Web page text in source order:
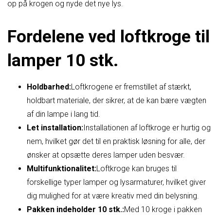
op på krogen og nyde det nye lys.
Fordelene ved loftkroge til
lamper 10 stk.
Holdbarhed:Loftkrogene er fremstillet af stærkt,
holdbart materiale, der sikrer, at de kan bære vægten
af ​​din lampe i lang tid.
Let installation: Installationen af ​​loftkroge er hurtig og
nem, hvilket gør det til en praktisk løsning for alle, der
ønsker at opsætte deres lamper uden besvær.
Multifunktionalitet:Loftkroge kan bruges til
forskellige typer lamper og lysarmaturer, hvilket giver
dig mulighed for at være kreativ med din belysning.
Pakken indeholder 10 stk.:Med 10 kroge i pakken